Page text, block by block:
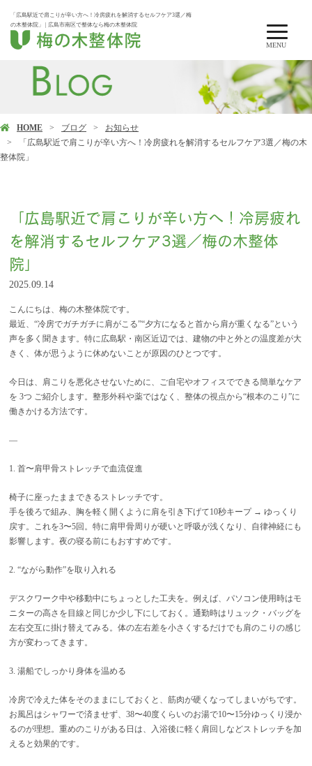
MENU
「広島駅近で肩こりが辛い方へ！冷房疲れを解消するセルフケア3選／梅
の木整体院」 | 広島市南区で整体なら梅の木整体院
HOME ブログ
お知らせ
「広島駅近で肩こりが辛い方へ！冷房疲れを解消するセルフケア3選／梅の木
整体院」
「広島駅近で肩こりが辛い方へ！冷房疲れ
を解消するセルフケア3選／梅の木整体
院」
2025.09.14
こんにちは、梅の木整体院です。
最近、“冷房でガチガチに肩がこる”“夕方になると首から肩が重くなる”という
声を多く聞きます。特に広島駅・南区近辺では、建物の中と外との温度差が大
きく、体が思うように休めないことが原因のひとつです。
今日は、肩こりを悪化させないために、ご自宅やオフィスでできる簡単なケア
を 3つ ご紹介します。整形外科や薬ではなく、整体の視点から“根本のこり”に
働きかける方法です。
—
1. 首〜肩甲骨ストレッチで血流促進
椅子に座ったままできるストレッチです。
手を後ろで組み、胸を軽く開くように肩を引き下げて10秒キープ → ゆっくり
戻す。これを3〜5回。特に肩甲骨周りが硬いと呼吸が浅くなり、自律神経にも
影響します。夜の寝る前にもおすすめです。
2. “ながら動作”を取り入れる
デスクワーク中や移動中にちょっとした工夫を。例えば、パソコン使用時はモ
ニターの高さを目線と同じか少し下にしておく。通勤時はリュック・バッグを
左右交互に掛け替えてみる。体の左右差を小さくするだけでも肩のこりの感じ
方が変わってきます。
3. 湯船でしっかり身体を温める
冷房で冷えた体をそのままにしておくと、筋肉が硬くなってしまいがちです。
お風呂はシャワーで済ませず、38〜40度くらいのお湯で10〜15分ゆっくり浸か
るのが理想。重めのこりがある日は、入浴後に軽く肩回しなどストレッチを加
えると効果的です。